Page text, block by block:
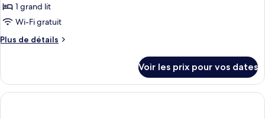
park
access)
4
persons
unlimited
pour
ce
type
de
Premium
Room
2
1 grand lit
Wi-Fi gratuit
Plus de détails
Plus
le
type
de
Voir les prix pour vos dates